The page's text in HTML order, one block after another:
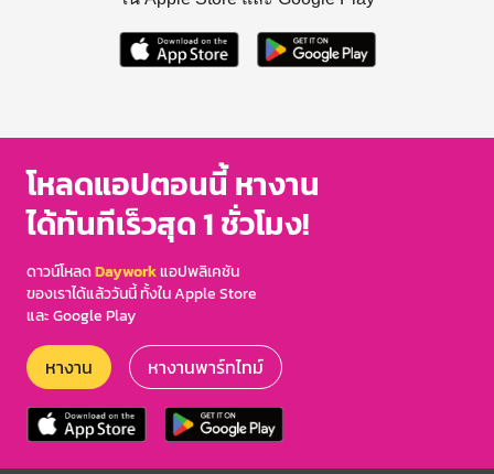
โหลดแอปตอนนี้ หางาน
ได้ทันทีเร็วสุด 1 ชั่วโมง!
ดาวน์โหลดDayworkแอปพลิเคชัน
ของเราได้แล้ววันนี้ ทั้งใน Apple Store
และ Google Play
หางาน หางานพาร์ทไทม์